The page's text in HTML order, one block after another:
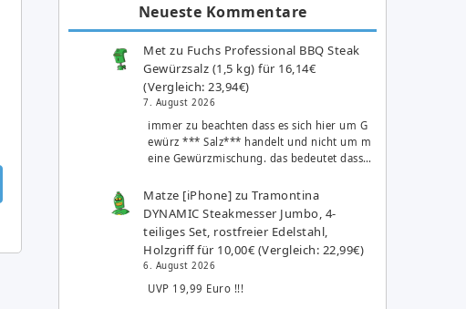
Neueste Kommentare
Met zu Fuchs Professional BBQ Steak
Gewürzsalz (1,5 kg) für 16,14€
(Vergleich: 23,94€)
7. August 2026
immer zu beachten dass es sich hier um G
ewürz *** Salz*** handelt und nicht um m
eine Gewürzmischung. das bedeutet dass…
Matze [iPhone] zuTramontina
DYNAMIC Steakmesser Jumbo, 4-
teiliges Set, rostfreier Edelstahl,
Holzgriff für 10,00€ (Vergleich: 22,99€)
6. August 2026
UVP 19,99 Euro !!!